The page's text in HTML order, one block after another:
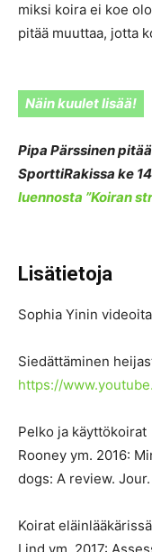
miksi koira ei koe
pitää muuttaa, jotta
Näin kuulet lisää!
Pipa Pärssinen
SporttiRakissa ke
luennosta ”Koiran
Lisätietoja
Sophia Yinin
Siedättäminen
https://
Pelko ja käyttökoirat
Rooney ym. 2016:
dogs: A review. Jour.
Koirat eläinlääkärissä